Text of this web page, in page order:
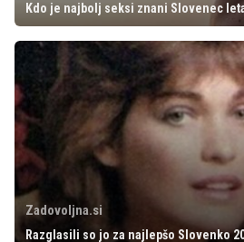
Kdo je najbolj seksi znani Slovenec
Zadovoljna.si
Razglasili so jo za najlepšo Slovenko